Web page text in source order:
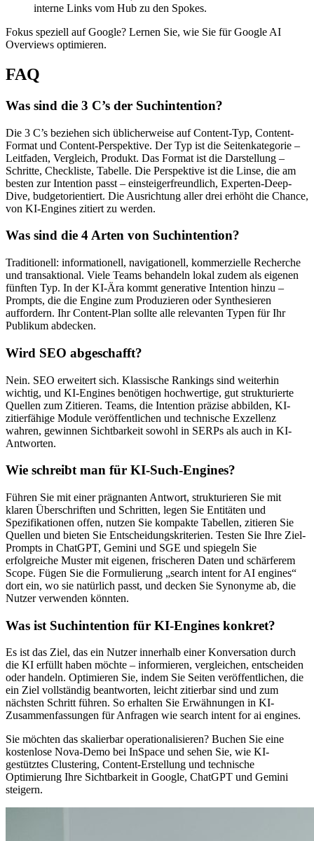
interne Links vom Hub zu den Spokes.
Fokus speziell auf Google? Lernen Sie, wie Sie für Google AI
Overviews optimieren.
FAQ
Was sind die 3 C’s der Suchintention?
Die 3 C’s beziehen sich üblicherweise auf Content-Typ, Content-
Format und Content-Perspektive. Der Typ ist die Seitenkategorie –
Leitfaden, Vergleich, Produkt. Das Format ist die Darstellung –
Schritte, Checkliste, Tabelle. Die Perspektive ist die Linse, die am
besten zur Intention passt – einsteigerfreundlich, Experten-Deep-
Dive, budgetorientiert. Die Ausrichtung aller drei erhöht die Chance,
von KI-Engines zitiert zu werden.
Was sind die 4 Arten von Suchintention?
Traditionell: informationell, navigationell, kommerzielle Recherche
und transaktional. Viele Teams behandeln lokal zudem als eigenen
fünften Typ. In der KI-Ära kommt generative Intention hinzu –
Prompts, die die Engine zum Produzieren oder Synthesieren
auffordern. Ihr Content-Plan sollte alle relevanten Typen für Ihr
Publikum abdecken.
Wird SEO abgeschafft?
Nein. SEO erweitert sich. Klassische Rankings sind weiterhin
wichtig, und KI-Engines benötigen hochwertige, gut strukturierte
Quellen zum Zitieren. Teams, die Intention präzise abbilden, KI-
zitierfähige Module veröffentlichen und technische Exzellenz
wahren, gewinnen Sichtbarkeit sowohl in SERPs als auch in KI-
Antworten.
Wie schreibt man für KI-Such-Engines?
Führen Sie mit einer prägnanten Antwort, strukturieren Sie mit
klaren Überschriften und Schritten, legen Sie Entitäten und
Spezifikationen offen, nutzen Sie kompakte Tabellen, zitieren Sie
Quellen und bieten Sie Entscheidungskriterien. Testen Sie Ihre Ziel-
Prompts in ChatGPT, Gemini und SGE und spiegeln Sie
erfolgreiche Muster mit eigenen, frischeren Daten und schärferem
Scope. Fügen Sie die Formulierung „search intent for AI engines“
dort ein, wo sie natürlich passt, und decken Sie Synonyme ab, die
Nutzer verwenden könnten.
Was ist Suchintention für KI-Engines konkret?
Es ist das Ziel, das ein Nutzer innerhalb einer Konversation durch
die KI erfüllt haben möchte – informieren, vergleichen, entscheiden
oder handeln. Optimieren Sie, indem Sie Seiten veröffentlichen, die
ein Ziel vollständig beantworten, leicht zitierbar sind und zum
nächsten Schritt führen. So erhalten Sie Erwähnungen in KI-
Zusammenfassungen für Anfragen wie search intent for ai engines.
Sie möchten das skalierbar operationalisieren? Buchen Sie eine
kostenlose Nova-Demo bei InSpace und sehen Sie, wie KI-
gestütztes Clustering, Content-Erstellung und technische
Optimierung Ihre Sichtbarkeit in Google, ChatGPT und Gemini
steigern.